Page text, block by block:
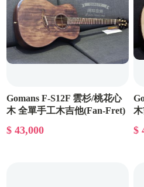
Gomans F-S12F 雲杉/桃花心
木 全單手工木吉他(Fan-Fret)
$ 43,000 $